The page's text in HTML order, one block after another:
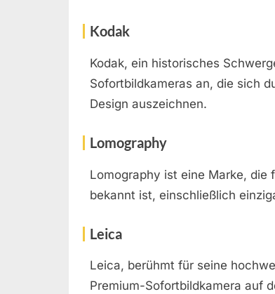
Kodak
Kodak, ein historisches
Sofortbildkameras an, die sich
Design auszeichnen.
Lomography
Lomography ist eine Marke, die
bekannt ist, einschließlich
Leica
Leica, berühmt für seine
Premium-Sofortbildkamera auf